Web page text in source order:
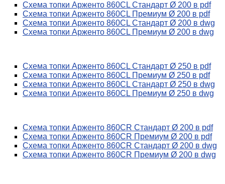
Схема топки Арженто 860CL Стандарт Ø 200 в pdf
Схема топки Арженто 860CL Премиум Ø 200 в pdf
Схема топки Арженто 860CL Стандарт Ø 200 в dwg
Схема топки Арженто 860CL Премиум Ø 200 в dwg
Схема топки Арженто 860CL Стандарт Ø 250 в pdf
Схема топки Арженто 860CL Премиум Ø 250 в pdf
Схема топки Арженто 860CL Стандарт Ø 250 в dwg
Схема топки Арженто 860CL Премиум Ø 250 в dwg
Схема топки Арженто 860CR Стандарт Ø 200 в pdf
Схема топки Арженто 860CR Премиум Ø 200 в pdf
Схема топки Арженто 860CR Стандарт Ø 200 в dwg
Схема топки Арженто 860CR Премиум Ø 200 в dwg